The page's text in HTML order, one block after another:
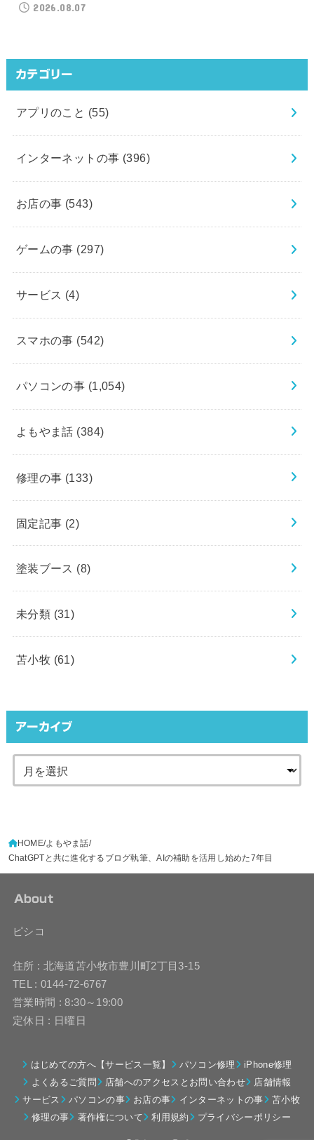
2026.08.07
カテゴリー
アプリのこと (55)
インターネットの事 (396)
お店の事 (543)
ゲームの事 (297)
サービス (4)
スマホの事 (542)
パソコンの事 (1,054)
よもやま話 (384)
修理の事 (133)
固定記事 (2)
塗装ブース (8)
未分類 (31)
苫小牧 (61)
アーカイブ
HOME よもやま話
ChatGPTと共に進化するブログ執筆、AIの補助を活用し始めた7年目
About
ピシコ
住所 : 北海道苫小牧市豊川町2丁目3-15
TEL : 0144-72-6767
営業時間 : 8:30～19:00
定休日 : 日曜日
はじめての方へ【サービス一覧】 パソコン修理
iPhone修理
よくあるご質問
店舗へのアクセスとお問い合わせ
店舗情報
サービス
パソコンの事 お店の事 インターネットの事
苫小牧
修理の事
著作権について 利用規約 プライバシーポリシー